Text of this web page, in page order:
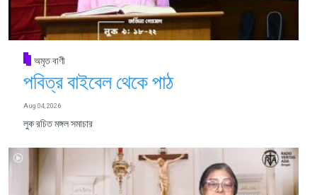
অমৃত বাণী
পবিত্র বাইবেল থেকে পাঠ
Aug 04, 2026
লুক রচিত মঙ্গল সমাচার